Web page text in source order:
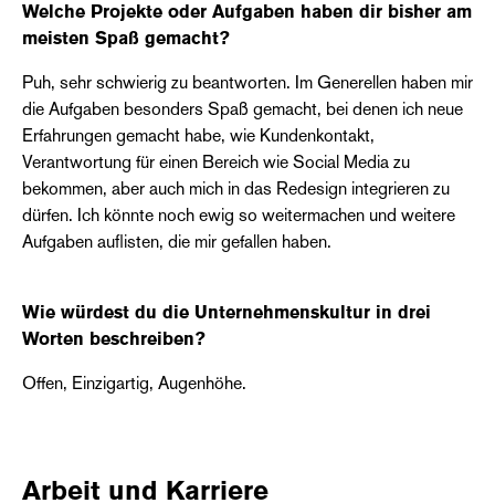
Welche Projekte oder Aufgaben haben dir bisher am
meisten Spaß gemacht?
Puh, sehr schwierig zu beantworten. Im Generellen haben mir
die Aufgaben besonders Spaß gemacht, bei denen ich neue
Erfahrungen gemacht habe, wie Kundenkontakt,
Verantwortung für einen Bereich wie Social Media zu
bekommen, aber auch mich in das Redesign integrieren zu
dürfen. Ich könnte noch ewig so weitermachen und weitere
Aufgaben auflisten, die mir gefallen haben.
Wie würdest du die Unternehmenskultur in drei
Worten beschreiben?
Offen, Einzigartig, Augenhöhe.
Arbeit und Karriere